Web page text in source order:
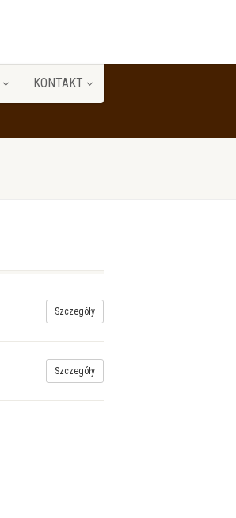
KONTAKT
Szczegóły
Szczegóły